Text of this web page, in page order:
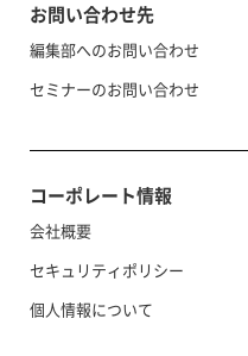
お問い合わせ先
編集部へのお問い合わせ
セミナーのお問い合わせ
コーポレート情報
会社概要
セキュリティポリシー
個人情報について